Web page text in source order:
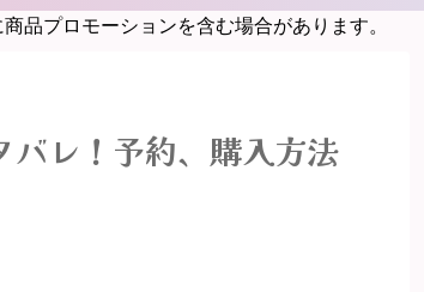
YouTuber
品プロモーションを含む場合があります。
レ！予約、購入方法